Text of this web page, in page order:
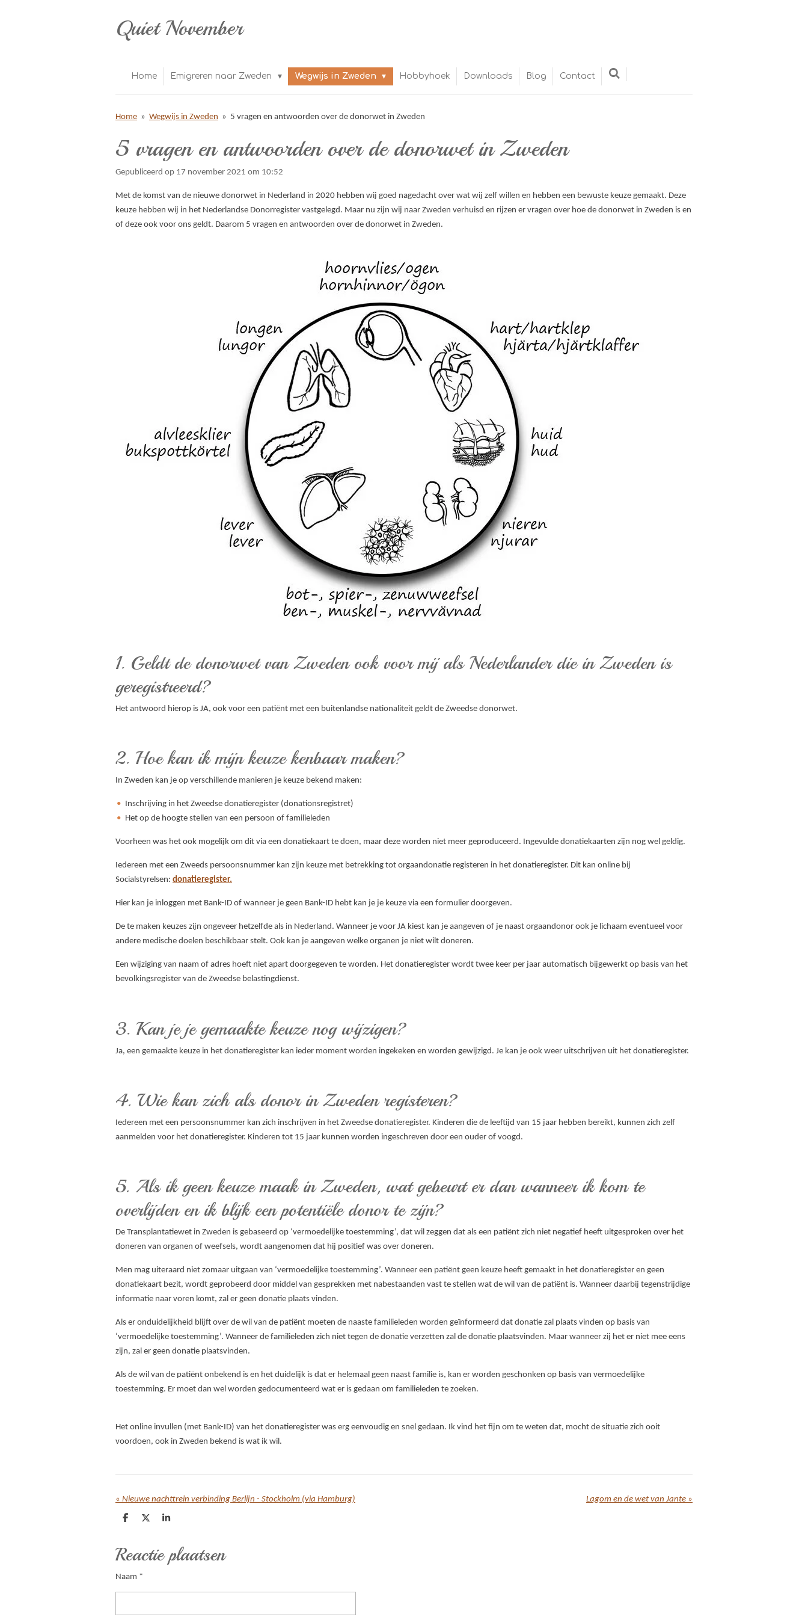
Quiet November
Home Emigreren naar Zweden Wegwijs in Zweden Hobbyhoek Downloads Blog Contact
Home » Wegwijs in Zweden » 5 vragen en antwoorden over de donorwet in Zweden
5 vragen en antwoorden over de donorwet in Zweden
Gepubliceerd op 17 november 2021 om 10:52
Met de komst van de nieuwe donorwet in Nederland in 2020 hebben wij goed nagedacht over wat wij zelf willen en hebben een bewuste keuze gemaakt. Deze
keuze hebben wij in het Nederlandse Donorregister vastgelegd. Maar nu zijn wij naar Zweden verhuisd en rijzen er vragen over hoe de donorwet in Zweden is en
of deze ook voor ons geldt. Daarom 5 vragen en antwoorden over de donorwet in Zweden.
1. Geldt de donorwet van Zweden ook voor mij als Nederlander die in Zweden is
geregistreerd?
Het antwoord hierop is JA, ook voor een patiënt met een buitenlandse nationaliteit geldt de Zweedse donorwet.
2. Hoe kan ik mijn keuze kenbaar maken?
In Zweden kan je op verschillende manieren je keuze bekend maken:
Inschrijving in het Zweedse donatieregister (donationsregistret)
Het op de hoogte stellen van een persoon of familieleden
Voorheen was het ook mogelijk om dit via een donatiekaart te doen, maar deze worden niet meer geproduceerd. Ingevulde donatiekaarten zijn nog wel geldig.
Iedereen met een Zweeds persoonsnummer kan zijn keuze met betrekking tot orgaandonatie registeren in het donatieregister. Dit kan online bij
Socialstyrelsen: donatieregister.
Hier kan je inloggen met Bank-ID of wanneer je geen Bank-ID hebt kan je je keuze via een formulier doorgeven.
De te maken keuzes zijn ongeveer hetzelfde als in Nederland. Wanneer je voor JA kiest kan je aangeven of je naast orgaandonor ook je lichaam eventueel voor
andere medische doelen beschikbaar stelt. Ook kan je aangeven welke organen je niet wilt doneren.
Een wijziging van naam of adres hoeft niet apart doorgegeven te worden. Het donatieregister wordt twee keer per jaar automatisch bijgewerkt op basis van het
bevolkingsregister van de Zweedse belastingdienst.
3. Kan je je gemaakte keuze nog wijzigen?
Ja, een gemaakte keuze in het donatieregister kan ieder moment worden ingekeken en worden gewijzigd. Je kan je ook weer uitschrijven uit het donatieregister.
4. Wie kan zich als donor in Zweden registeren?
Iedereen met een persoonsnummer kan zich inschrijven in het Zweedse donatieregister. Kinderen die de leeftijd van 15 jaar hebben bereikt, kunnen zich zelf
aanmelden voor het donatieregister. Kinderen tot 15 jaar kunnen worden ingeschreven door een ouder of voogd.
5. Als ik geen keuze maak in Zweden, wat gebeurt er dan wanneer ik kom te
overlijden en ik blijk een potentiële donor te zijn?
De Transplantatiewet in Zweden is gebaseerd op ‘vermoedelijke toestemming’, dat wil zeggen dat als een patiënt zich niet negatief heeft uitgesproken over het
doneren van organen of weefsels, wordt aangenomen dat hij positief was over doneren.
Men mag uiteraard niet zomaar uitgaan van ‘vermoedelijke toestemming’. Wanneer een patiënt geen keuze heeft gemaakt in het donatieregister en geen
donatiekaart bezit, wordt geprobeerd door middel van gesprekken met nabestaanden vast te stellen wat de wil van de patiënt is. Wanneer daarbij tegenstrijdige
informatie naar voren komt, zal er geen donatie plaats vinden.
Als er onduidelijkheid blijft over de wil van de patiënt moeten de naaste familieleden worden geïnformeerd dat donatie zal plaats vinden op basis van
‘vermoedelijke toestemming’. Wanneer de familieleden zich niet tegen de donatie verzetten zal de donatie plaatsvinden. Maar wanneer zij het er niet mee eens
zijn, zal er geen donatie plaatsvinden.
Als de wil van de patiënt onbekend is en het duidelijk is dat er helemaal geen naast familie is, kan er worden geschonken op basis van vermoedelijke
toestemming. Er moet dan wel worden gedocumenteerd wat er is gedaan om familieleden te zoeken.
Het online invullen (met Bank-ID) van het donatieregister was erg eenvoudig en snel gedaan. Ik vind het fijn om te weten dat, mocht de situatie zich ooit
voordoen, ook in Zweden bekend is wat ik wil.
« Nieuwe nachttrein verbinding Berlijn - Stockholm (via Hamburg) Lagom en de wet van Jante »
D
e
n
D
S
e
Reactie plaatsen
Naam *